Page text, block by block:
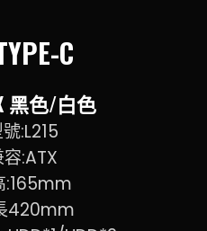
C
黑色/白色
:L215
:ATX
:165mm
420mm